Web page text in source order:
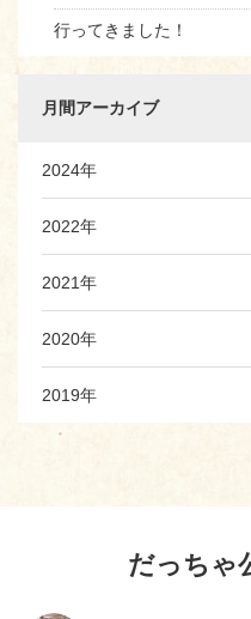
行ってきました！
月間アーカイブ
2024年
2022年
2021年
2020年
2019年
だっちゃ